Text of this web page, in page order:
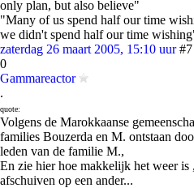
only plan, but also believe"
"Many of us spend half our time
we didn't spend half our time
zaterdag 26 maart 2005, 15:10 uur #7
0
Gammareactor
.
quote:
Volgens de Marokkaanse
families Bouzerda en M. ontstaan
leden van de familie M.,
En zie hier hoe makkelijk het weer
afschuiven op een ander...